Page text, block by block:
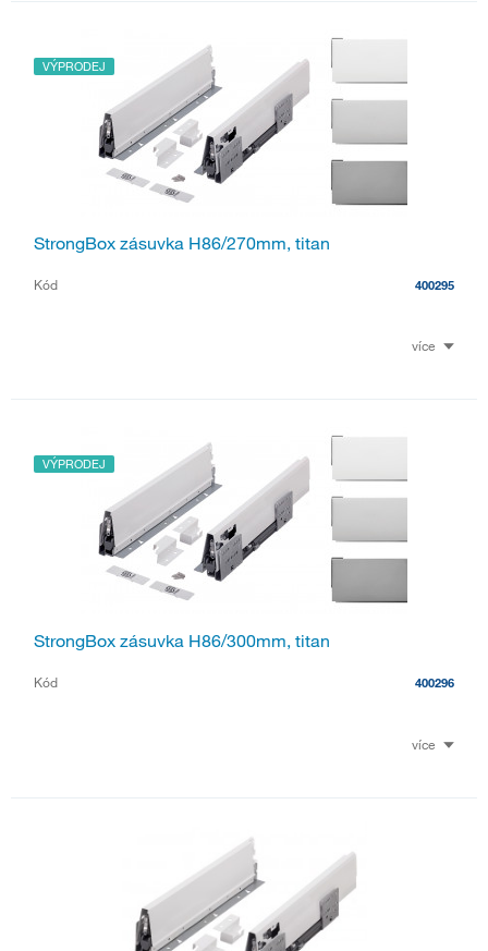
VÝPRODEJ
StrongBox zásuvka H86/270mm, titan
Kód 400295
více
VÝPRODEJ
StrongBox zásuvka H86/300mm, titan
Kód 400296
více